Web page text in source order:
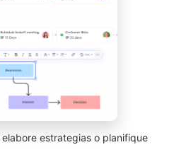
estrategias o planifique